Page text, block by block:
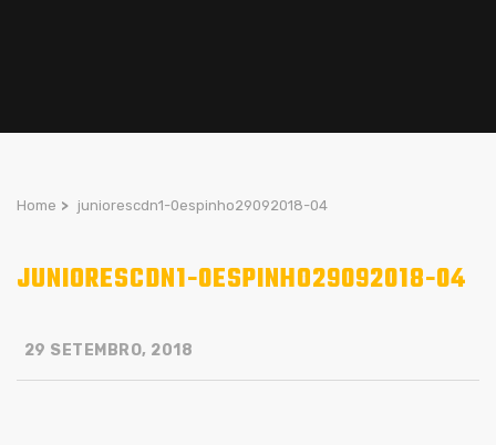
Home > juniorescdn1-0espinho29092018-04
JUNIORESCDN1-0ESPINHO29092018-04
29 SETEMBRO, 2018